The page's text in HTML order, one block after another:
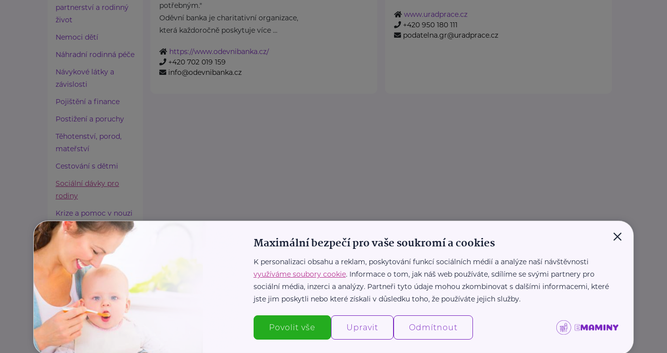
partnerství a rodinný
život
Nemoci dětí
Náhradní rodinná péče
Návykové látky a
závislosti
Pojištění a finance
Postižení a poruchy
Těhotenství, porod,
mateřství
Cestování s dětmi
Sociální dávky pro
rodiny
Krize a pomoc v nouzi
Paliativní péče
Rady a tipy
Harmonie duše a těla
Zaměstnávání osob ze
zdravotním
postižením
Lázeňství a wellness
Zdravé spaní a sezení
potřebným."
Oděvní banka je charitativní organizace,
která každoročně poskytuje více ...
https://www.odevnibanka.cz/
+420 702 019 159
info@odevnibanka.cz
www.uradprace.cz
+420 950 180 111
podatelna.gr@uradprace.cz
×
Maximální bezpečí pro vaše soukromí a cookies
K personalizaci obsahu a reklam, poskytování funkcí sociálních médií a analýze naší návštěvnosti
využíváme soubory cookie. Informace o tom, jak náš web používáte, sdílíme se svými partnery pro
sociální média, inzerci a analýzy. Partneři tyto údaje mohou zkombinovat s dalšími informacemi, které
jste jim poskytli nebo které získali v důsledku toho, že používáte jejich služby.
Povolit vše Upravit Odmítnout